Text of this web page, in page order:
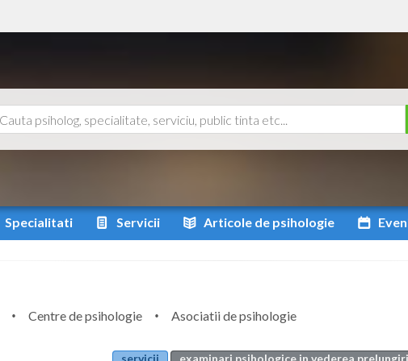
Specialitati Servicii Articole de psihologie
Centre de psihologie
Asociatii de psihologie
servicii
examinari psihologice in vederea